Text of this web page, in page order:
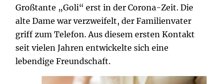
Großtante „Goli“ erst in der Corona-Zeit. Die
alte Dame war verzweifelt, der Familienvater
griff zum Telefon. Aus diesem ersten Kontakt
seit vielen Jahren entwickelte sich eine
lebendige Freundschaft.